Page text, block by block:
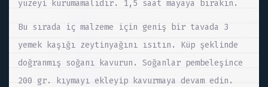
yüzeyi kurumamalıdır. 1,5 saat mayaya bırakın.
Bu sırada iç malzeme için geniş bir tavada 3
yemek kaşığı zeytinyağını ısıtın. Küp şeklinde
doğranmış soğanı kavurun. Soğanlar pembeleşince
200 gr. kıymayı ekleyip kavurmaya devam edin.